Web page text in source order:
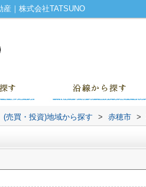
｜株式会社TATSUNO
(売買・投資)地域から探す > 赤穂市 >